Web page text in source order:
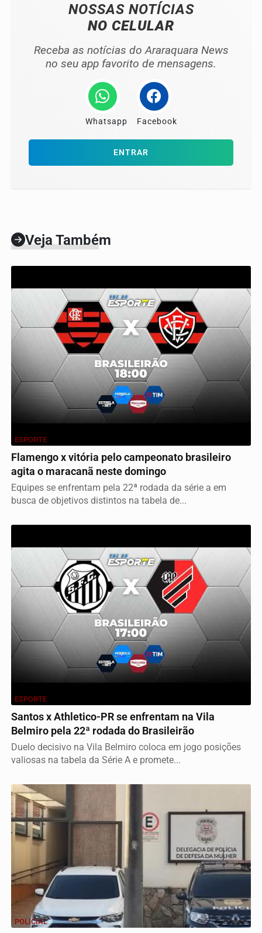
NOSSAS NOTÍCIAS
NO CELULAR
Receba as notícias do Araraquara News
no seu app favorito de mensagens.
Whatsapp Facebook
ENTRAR
Veja Também
ESPORTE
Flamengo x vitória pelo campeonato brasileiro
agita o maracanã neste domingo
Equipes se enfrentam pela 22ª rodada da série a em
busca de objetivos distintos na tabela de...
ESPORTE
Santos x Athletico-PR se enfrentam na Vila
Belmiro pela 22ª rodada do Brasileirão
Duelo decisivo na Vila Belmiro coloca em jogo posições
valiosas na tabela da Série A e promete...
POLICIAL